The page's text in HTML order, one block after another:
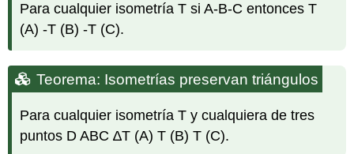
preserva
el
Teorema:
La
similitud
preserva
similitud
Para cualquier isometría T si A-B-C entonces T
(A) -T (B) -T (C).
Teorema: Isometrías preservan triángulos
Para cualquier isometría T y cualquiera de tres
puntos D ABC ∆T (A) T (B) T (C).